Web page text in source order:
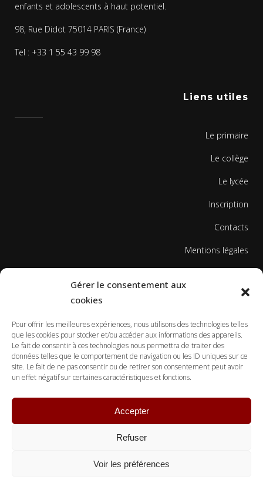
Gérer le consentement aux
cookies
Pour offrir les meilleures expériences, nous utilisons des technologies telles
que les cookies pour stocker et/ou accéder aux informations des appareils.
Le fait de consentir à ces technologies nous permettra de traiter des
données telles que le comportement de navigation ou les ID uniques sur ce
site. Le fait de ne pas consentir ou de retirer son consentement peut avoir
un effet négatif sur certaines caractéristiques et fonctions.
Accepter
Refuser
Voir les préférences
enfants et adolescents à haut potentiel.
98, Rue Didot 75014 PARIS (France)
Tel : +33 1 55 43 99 98
Liens utiles
Le primaire
Le collège
Le lycée
Inscription
Contacts
Mentions légales
© Copyright Ecole Georges Gusdorf 2017